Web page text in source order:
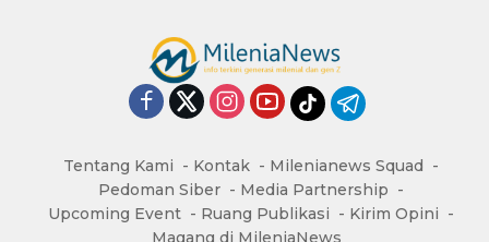
Tentang Kami Kontak
Milenianews Squad
Pedoman Siber
Media Partnership
Upcoming Event
Ruang Publikasi
Kirim Opini
Magang di MileniaNews